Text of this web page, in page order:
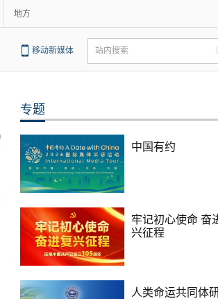
地方
移动新媒体 站内搜索
专题
中国有约
牢记初心使命 奋
兴征程
人类命运共同体